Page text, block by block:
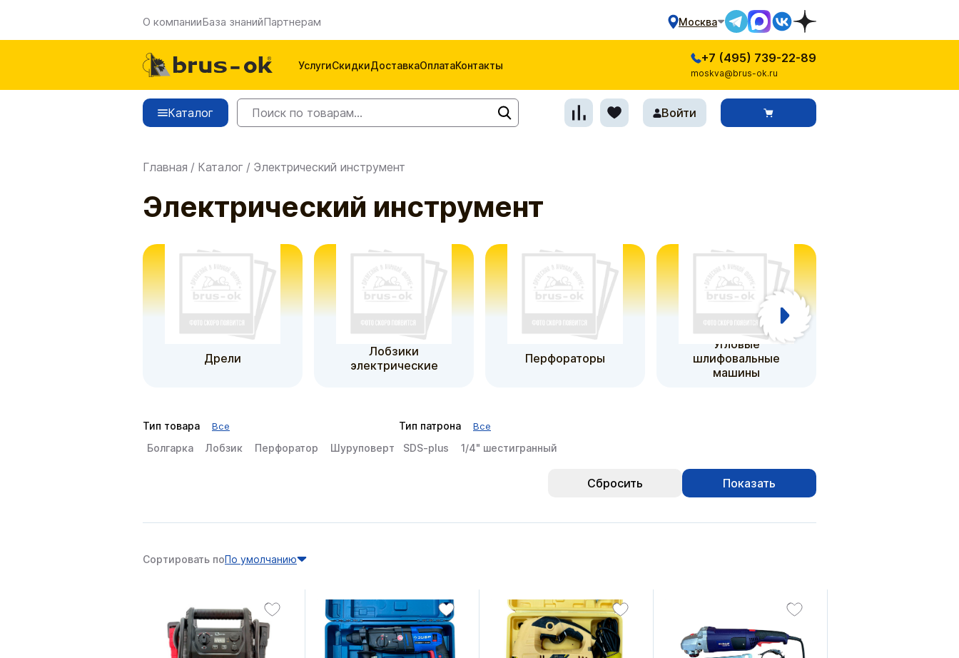
О компанииБаза знанийПартнерам Москва
УслугиСкидкиДоставкаОплатаКонтакты
+7 (495) 739-22-89
moskva@brus-ok.ru
Каталог Войти
Главная / Каталог / Электрический инструмент
Электрический инструмент
Дрели
Лобзики
электрические
Перфораторы
Угловые
шлифовальные
машины
Тип товара Все
Болгарка Лобзик Перфоратор Шуруповерт
Тип патрона Все
SDS-plus 1/4" шестигранный
Сортировать поПо умолчанию